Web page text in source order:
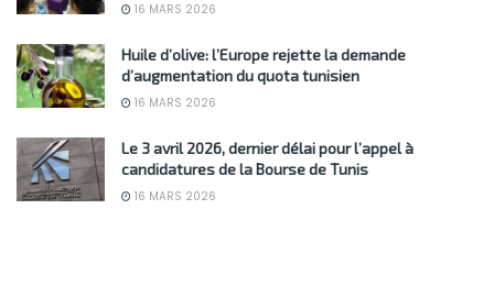
16 MARS 2026
Huile d’olive: l’Europe rejette la demande
d’augmentation du quota tunisien
16 MARS 2026
Le 3 avril 2026, dernier délai pour l’appel à
candidatures de la Bourse de Tunis
16 MARS 2026